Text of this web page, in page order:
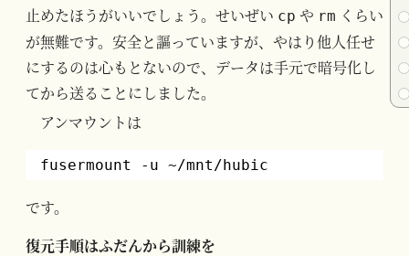
止めたほうがいいでしょう。せいぜい cp や rm くらい
が無難です。安全と謳っていますが、やはり他人任せ
にするのは心もとないので、データは手元で暗号化し
てから送ることにしました。
アンマウントは
fusermount -u ~/mnt/hubic
です。
復元手順はふだんから訓練を